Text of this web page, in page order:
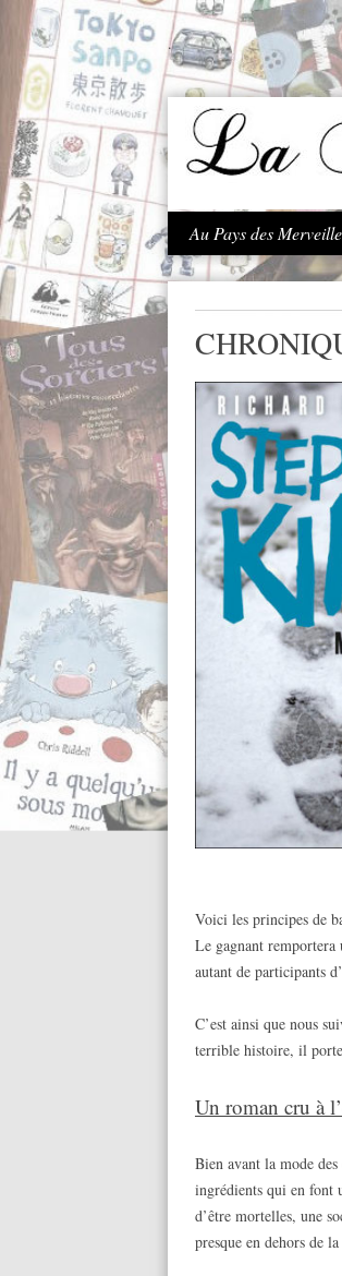
.
Au Pays des
Voici les principes de
Le gagnant remportera
autant de participants
C’est ainsi que nous
terrible histoire, il
Un roman cru à
Bien avant la mode
ingrédients qui en font
d’être mortelles, une
presque en dehors de